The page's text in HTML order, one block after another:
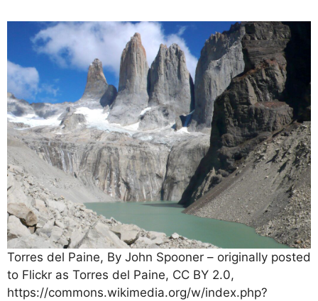
Torres del Paine, By John Spooner – originally posted
to Flickr as Torres del Paine, CC BY 2.0,
https://commons.wikimedia.org/w/index.php?